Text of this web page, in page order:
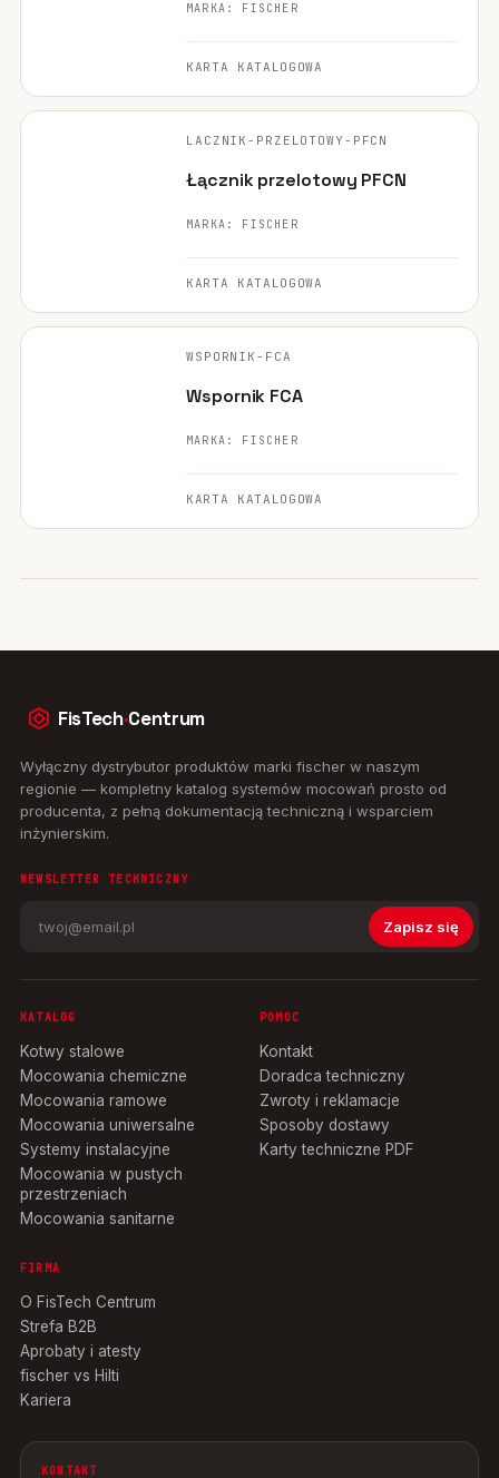
MARKA: FISCHER
KARTA KATALOGOWA
FISCHER ·
ORYGINALNE ZDJĘCIE
LACZNIK-PRZELOTOWY-PFCN
Łącznik przelotowy PFCN
MARKA: FISCHER
KARTA KATALOGOWA
FISCHER ·
ORYGINALNE ZDJĘCIE
WSPORNIK-FCA
Wspornik FCA
MARKA: FISCHER
KARTA KATALOGOWA
FisTech·Centrum
Wyłączny dystrybutor produktów marki fischer w naszym
regionie — kompletny katalog systemów mocowań prosto od
producenta, z pełną dokumentacją techniczną i wsparciem
inżynierskim.
NEWSLETTER TECHNICZNY
Zapisz się
KATALOG
Kotwy stalowe
Mocowania chemiczne
Mocowania ramowe
Mocowania uniwersalne
Systemy instalacyjne
Mocowania w pustych
przestrzeniach
Mocowania sanitarne
POMOC
Kontakt
Doradca techniczny
Zwroty i reklamacje
Sposoby dostawy
Karty techniczne PDF
FIRMA
O FisTech Centrum
Strefa B2B
Aprobaty i atesty
fischer vs Hilti
Kariera
KONTAKT